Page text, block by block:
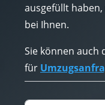
ausgefüllt
bei Ihnen.
Sie können auch
für